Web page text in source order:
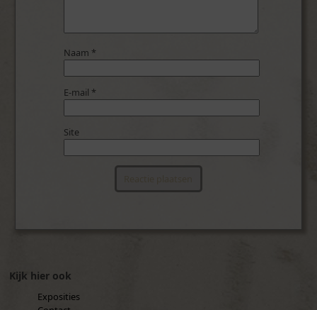
Naam *
E-mail *
Site
Kijk hier ook
Exposities